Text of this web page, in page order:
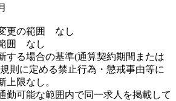
更の範囲 なし
囲 なし
る場合の基準(通算契約期間または
則に定める禁止行為・懲戒事由等に
上限なし。
可能な範囲内で同一求人を掲載して